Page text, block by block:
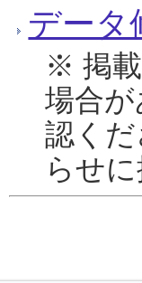
データ
※ 掲
場合
認く
らせに